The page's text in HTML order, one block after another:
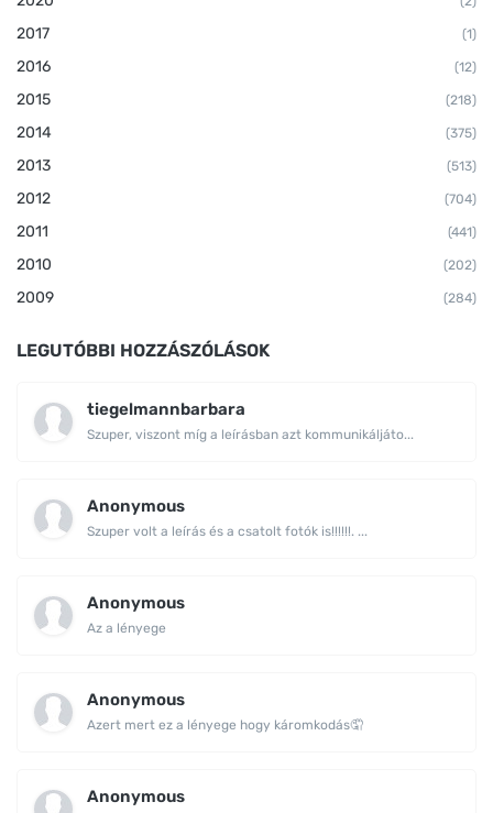
2017 (1)
2016 (12)
2015 (218)
2014 (375)
2013 (513)
2012 (704)
2011 (441)
2010 (202)
2009 (284)
LEGUTÓBBI HOZZÁSZÓLÁSOK
tiegelmannbarbara
Szuper, viszont míg a leírásban azt kommunikáljáto...
Anonymous
Szuper volt a leírás és a csatolt fotók is!!!!!!. ...
Anonymous
Az a lényege
Anonymous
Azert mert ez a lényege hogy káromkodás🤦
Anonymous